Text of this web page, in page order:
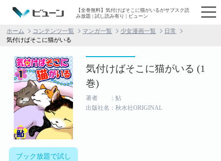
【全巻無料】気付けばそこに猫がいるがサブスク読
み放題 | 試し読み有り | ビューン
ホーム コンテンツ一覧 マンガ一覧 少女漫画一覧
日常
気付けばそこに猫がいる
ブック放題で試し
気付けばそこに猫がいる (1
巻)
著者 ：鮎
出版社名：秋水社ORIGINAL